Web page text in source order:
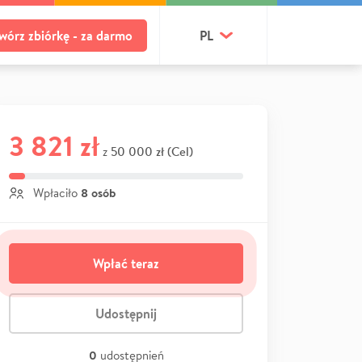
zbiórkę - za darmo PL
3 821 zł z 50 000 zł (Cel)
Wpłaciło 8 osób
Wpłać teraz
Udostępnij
0 udostępnień